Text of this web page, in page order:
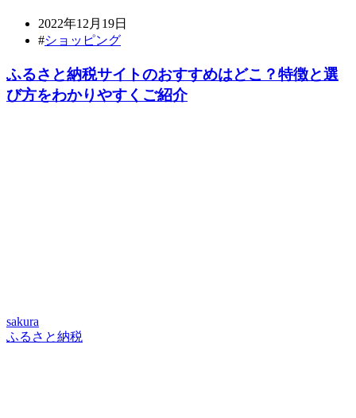
2022年12月19日
#ショッピング
ふるさと納税サイトのおすすめはどこ？特徴と選
び方をわかりやすくご紹介
sakura
ふるさと納税